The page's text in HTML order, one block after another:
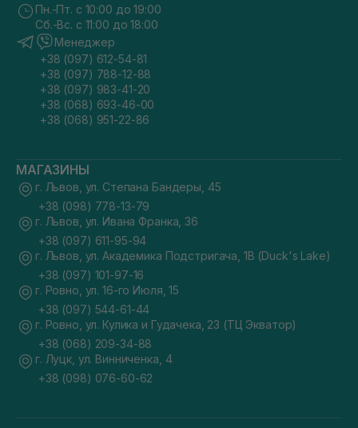
Пн.-Пт. с 10:00 до 19:00
Сб.-Вс. с 11:00 до 18:00
Менеджер
+38 (097) 612-54-81
+38 (097) 788-12-88
+38 (097) 983-41-20
+38 (068) 693-46-00
+38 (068) 951-22-86
МАГАЗИНЫ
г. Львов, ул. Степана Бандеры, 45
+38 (098) 778-13-79
г. Львов, ул. Ивана Франка, 36
+38 (097) 611-95-94
г. Львов, ул. Академика Подстригача, 1В (Duck's Lake)
+38 (097) 101-97-16
г. Ровно, ул. 16-го Июля, 15
+38 (097) 544-61-44
г. Ровно, ул. Кулика и Гудачека, 23 (ТЦ Экватор)
+38 (068) 209-34-88
г. Луцк, ул. Винниченка, 4
+38 (098) 076-60-62